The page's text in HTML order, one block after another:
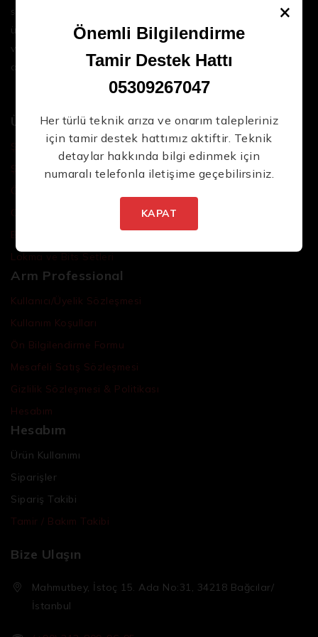
sektördeki en son teknolojileri ve yüksek kaliteli
ürünleri bir araya getirerek iş süreçlerinizi daha
verimli ve sorunsuz hale getirmenize yardımcı
oluyoruz.
Ürünler
Şarjlı El Aletleri
Şarjlı Led Lambalar
Özel Tasarım El Aletleri
Cırcır Kolları
Batarya ve Adaptörler
Lokma ve Bits Setleri
Arm Professional
Kullanıcı/Üyelik Sözleşmesi
Kullanım Koşulları
Ön Bilgilendirme Formu
Mesafeli Satış Sözleşmesi
Gizlilik Sözleşmesi & Politikası
Hesabım
Hesabım
Ürün Kullanımı
Siparişler
Sipariş Takibi
Tamir / Bakım Takibi
Bize Ulaşın
Mahmutbey, İstoç 15. Ada No:31, 34218 Bağcılar/
İstanbul
×
Önemli Bilgilendirme
Tamir Destek Hattı
05309267047
Her türlü teknik arıza ve onarım talepleriniz
için tamir destek hattımız aktiftir. Teknik
detaylar hakkında bilgi edinmek için
numaralı telefonla iletişime geçebilirsiniz.
KAPAT